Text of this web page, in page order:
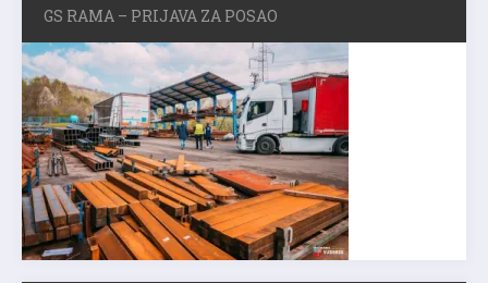
GS RAMA – PRIJAVA ZA POSAO